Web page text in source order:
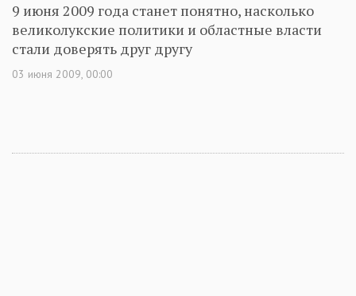
9 июня 2009 года станет понятно, насколько
великолукские политики и областные власти
стали доверять друг другу
03 июня 2009, 00:00